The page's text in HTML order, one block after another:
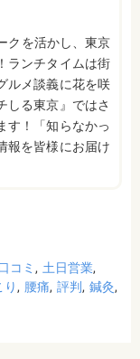
クを活かし、東京
ランチタイムは街
ルメ談義に花を咲
しる東京』ではさ
す！「知らなかっ
報を皆様にお届け
コミ
土日営業
り 腰痛 評判
鍼灸